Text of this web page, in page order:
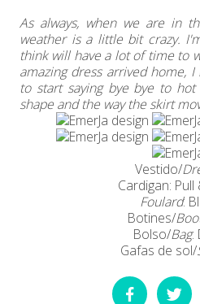
As always, when we are in
weather is a little bit crazy.
think will have a lot of time to
amazing dress arrived home,
to start saying bye bye to
shape and the way the skirt
Vestido/
Cardigan:
Foulard:
Botines/
Bolso/Bag:
Gafas de sol/